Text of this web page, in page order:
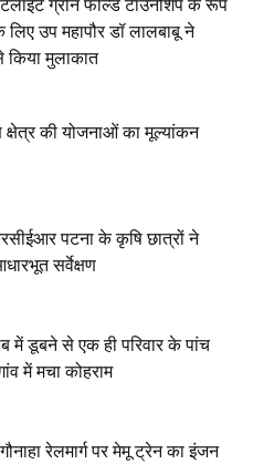
ग्रीन फील्ड टाउनशिप के रूप
उप महापौर डॉ लालबाबू ने
किया मुलाकात
क्षेत्र की योजनाओं का मूल्यांकन
पटना के कृषि छात्रों ने
सर्वेक्षण
में डूबने से एक ही परिवार के पांच
में मचा कोहराम
रेलमार्ग पर मेमू ट्रेन का इंजन